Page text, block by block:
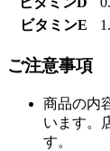
ビタミンE
ご注意事項
商品の内
います。
す。